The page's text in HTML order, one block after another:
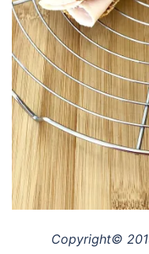
Copyright©